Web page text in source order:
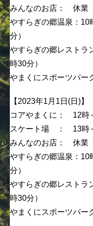
みんなのお店： 休業
やすらぎの郷温泉：10
分）
やすらぎの郷レストラ
時30分）
やまくにスポーツパー
【2023年1月1日(日)】
コアやまくに： 12時
スケート場 ： 13時
みんなのお店： 休業
やすらぎの郷温泉：10
分）
やすらぎの郷レストラ
時30分）
やまくにスポーツパー